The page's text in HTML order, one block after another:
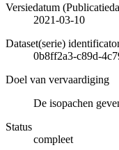
Versiedatum
2021-03-10
Dataset(serie)
0b8ff2a3-c89d-
Doel van vervaardiging
De isopachen
Status
compleet